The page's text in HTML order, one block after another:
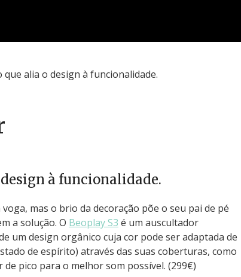
à funcionalidade.
mas o brio da decoração põe o seu pai de pé
a solução. O Beoplay S3 é um auscultador
um design orgânico cuja cor pode ser adaptada de
de espírito) através das suas coberturas, como
pico para o melhor som possível. (299€)